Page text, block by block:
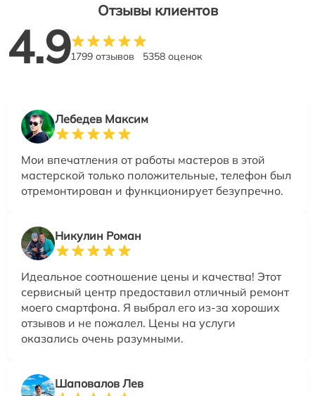
Отзывы клиентов
4.91799 отзывов 5358 оценок
Лебедев Максим
Мои впечатления от работы мастеров в этой
мастерской только положительные, телефон был
отремонтирован и функционирует безупречно.
Никулин Роман
Идеальное соотношение цены и качества! Этот
сервисный центр предоставил отличный ремонт
моего смартфона. Я выбрал его из-за хороших
отзывов и не пожалел. Цены на услуги
оказались очень разумными.
Шаповалов Лев